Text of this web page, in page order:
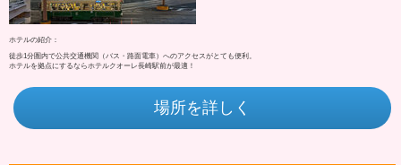
ホテルの紹介：
徒歩1分圏内で公共交通機関（バス・路面電車）へのアクセスがとても便利。
ホテルを拠点にするならホテルクオーレ長崎駅前が最適！
場所を詳しく